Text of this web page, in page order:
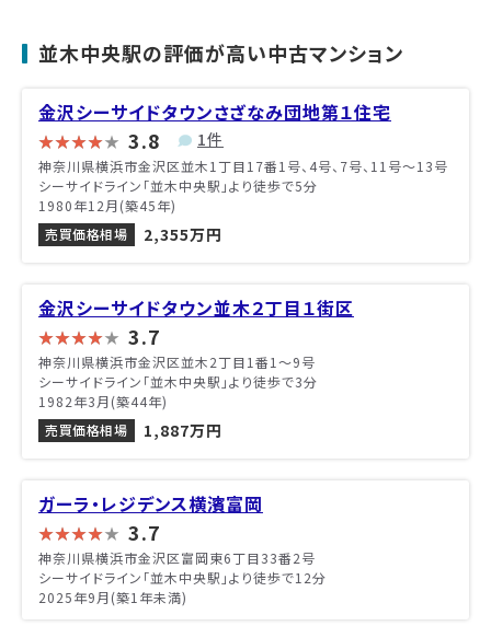
並木中央駅の評価が高い中古マンション
金沢シーサイドタウンさざなみ団地第１住宅
3.8 1件
神奈川県横浜市金沢区並木1丁目17番1号、4号、7号、11号〜13号
シーサイドライン「並木中央駅」より徒歩で5分
1980年12月(築45年)
売買価格相場
2,355万円
金沢シーサイドタウン並木２丁目１街区
3.7
神奈川県横浜市金沢区並木2丁目1番1〜9号
シーサイドライン「並木中央駅」より徒歩で3分
1982年3月(築44年)
売買価格相場
1,887万円
ガーラ・レジデンス横濱富岡
3.7
神奈川県横浜市金沢区富岡東6丁目33番2号
シーサイドライン「並木中央駅」より徒歩で12分
2025年9月(築1年未満)